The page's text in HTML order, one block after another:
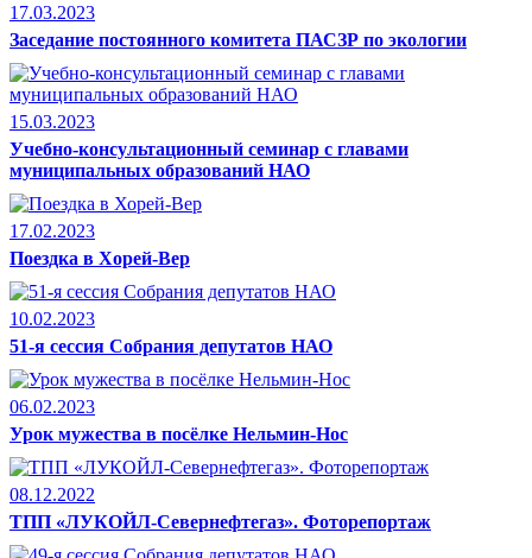
17.03.2023
Заседание постоянного комитета ПАСЗР по экологии
15.03.2023
Учебно-консультационный семинар с главами
муниципальных образований НАО
17.02.2023
Поездка в Хорей-Вер
10.02.2023
51-я сессия Собрания депутатов НАО
06.02.2023
Урок мужества в посёлке Нельмин-Нос
08.12.2022
ТПП «ЛУКОЙЛ-Севернефтегаз». Фоторепортаж